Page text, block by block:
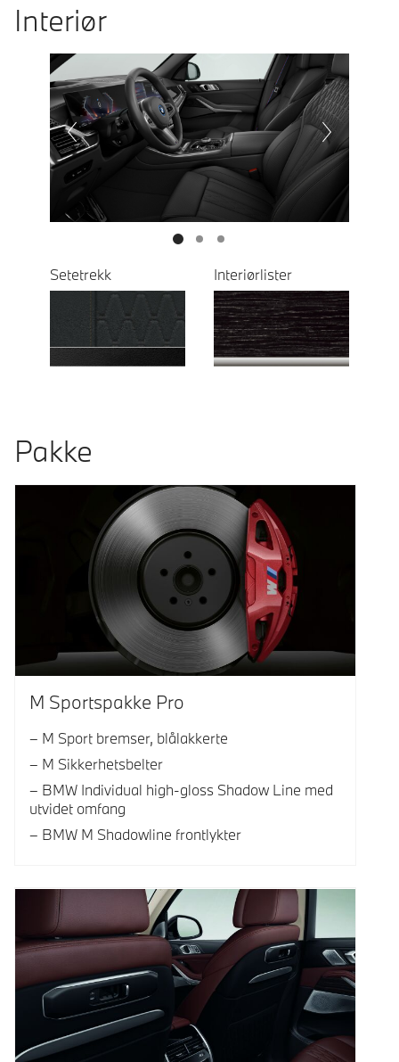
Interiør
Prevoius
Next
Setetrekk Interiørlister
Pakke
M Sportspakke Pro
M Sport bremser, blålakkerte
M Sikkerhetsbelter
BMW Individual high-gloss Shadow Line med
utvidet omfang
BMW M Shadowline frontlykter